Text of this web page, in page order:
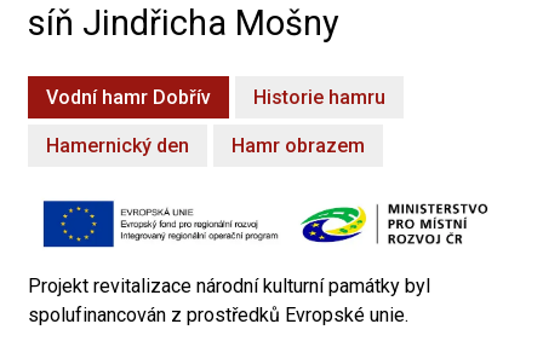
síň Jindřicha Mošny
Vodní hamr Dobřív Historie hamru
Hamernický den Hamr obrazem
Projekt revitalizace národní kulturní památky byl
spolufinancován z prostředků Evropské unie.